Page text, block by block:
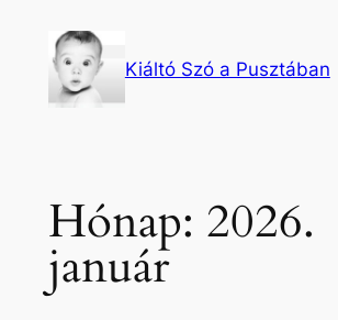
tartalomhoz
Kiáltó Szó a Pusztában
Hónap: 2026.
január